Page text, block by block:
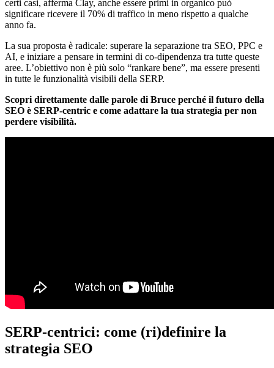
certi casi, afferma Clay, anche essere primi in organico può
significare ricevere il 70% di traffico in meno rispetto a qualche
anno fa.
La sua proposta è radicale: superare la separazione tra SEO, PPC e
AI, e iniziare a pensare in termini di co-dipendenza tra tutte queste
aree. L’obiettivo non è più solo “rankare bene”, ma essere presenti
in tutte le funzionalità visibili della SERP.
Scopri direttamente dalle parole di Bruce perché il futuro della
SEO è SERP-centric e come adattare la tua strategia per non
perdere visibilità.
SERP-centrici: come (ri)definire la
strategia SEO